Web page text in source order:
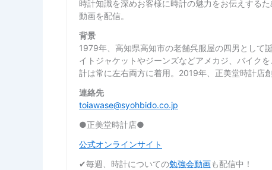
時計知識を深めお客様に時計の魅力をお伝えする
動画を配信。
背景
1979年、高知県高知市の老舗呉服屋の四男として
イトジャケットやジーンズなどアメカジ、バイク
計は常に左右両方に着用。2019年、正美堂時計店
連絡先
toiawase@syohbido.co.jp
●正美堂時計店●
公式オンラインサイト
✔︎毎週、時計についての勉強会動画も配信中！